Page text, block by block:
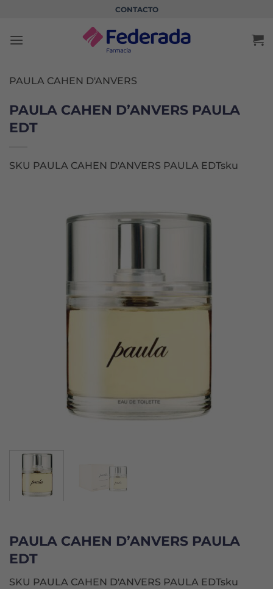
contenido
CONTACTO
PAULA CAHEN D'ANVERS
PAULA CAHEN D’ANVERS PAULA
EDT
SKU PAULA CAHEN D'ANVERS PAULA EDTsku
PAULA CAHEN D’ANVERS PAULA
EDT
SKU PAULA CAHEN D'ANVERS PAULA EDTsku